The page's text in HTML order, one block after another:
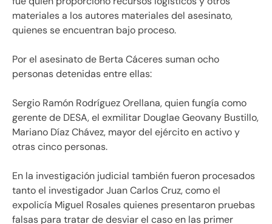
materiales a los autores materiales del asesinato,
quienes se encuentran bajo proceso.
Por el asesinato de Berta Cáceres suman ocho
personas detenidas entre ellas:
Sergio Ramón Rodríguez Orellana, quien fungía como
gerente de DESA, el exmilitar Douglae Geovany Bustillo,
Mariano Díaz Chávez, mayor del ejército en activo y
otras cinco personas.
En la investigación judicial también fueron procesados
tanto el investigador Juan Carlos Cruz, como el
expolicía Miguel Rosales quienes presentaron pruebas
falsas para tratar de desviar el caso en las primer